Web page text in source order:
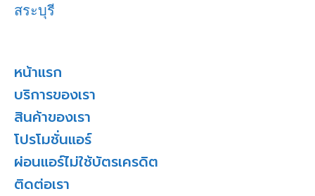
สระบุรี
หน้าแรก
บริการของเรา
สินค้าของเรา
โปรโมชั่นแอร์
ผ่อนแอร์ไม่ใช้บัตรเครดิต
ติดต่อเรา